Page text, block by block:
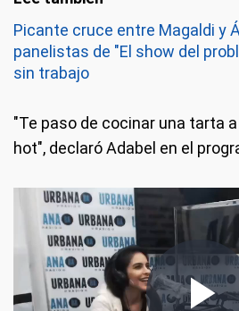
Picante cruce entre Magaldi y
panelistas de "El show del
sin trabajo
"Te paso de cocinar una tarta
hot", declaró Adabel en el